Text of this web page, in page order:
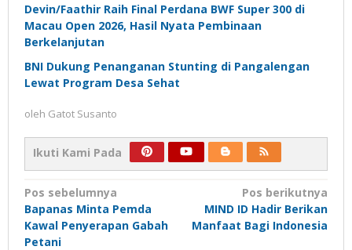
Devin/Faathir Raih Final Perdana BWF Super 300 di
Macau Open 2026, Hasil Nyata Pembinaan
Berkelanjutan
BNI Dukung Penanganan Stunting di Pangalengan
Lewat Program Desa Sehat
oleh Gatot Susanto
Ikuti Kami Pada
Navigasi
pos
Pos sebelumnya
Bapanas Minta Pemda
Kawal Penyerapan Gabah
Petani
Pos berikutnya
MIND ID Hadir Berikan
Manfaat Bagi Indonesia